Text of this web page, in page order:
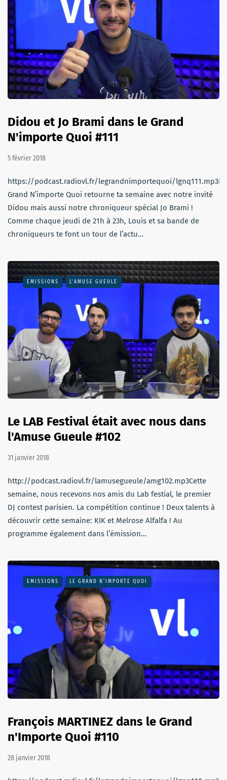
Didou et Jo Brami dans le Grand
N'importe Quoi #111
5 février 2018
https://podcast.radiovl.fr/legrandnimportequoi/lgnq111.mp3Le
Grand N’importe Quoi retourne ta semaine avec notre invité
Didou mais aussi notre chroniqueur spécial Jo Brami !
Comme chaque jeudi de 21h à 23h, Louis et sa bande de
chroniqueurs te font un tour de l’actu…
EMISSIONS L'AMUSE GUEULE
Le LAB Festival était avec nous dans
l'Amuse Gueule #102
31 janvier 2018
http://podcast.radiovl.fr/lamusegueule/amg102.mp3Cette
semaine, nous recevons nos amis du Lab festial, le premier
DJ contest parisien. La compétition continue ! Deux talents à
découvrir cette semaine: KIK et Melrose Alfalfa ! Au
programme également dans l’émission…
EMISSIONS LE GRAND N’IMPORTE QUOI
François MARTINEZ dans le Grand
n'Importe Quoi #110
28 janvier 2018